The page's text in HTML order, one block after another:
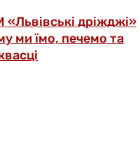
дріжджі»
ми їмо, печемо та